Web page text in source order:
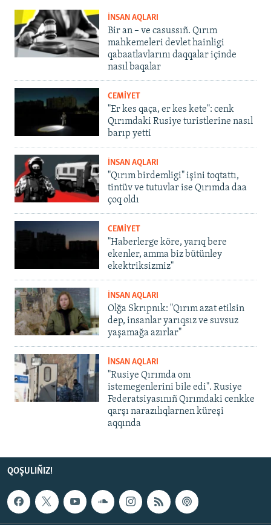
İNSAN AQLARI
Bir an – ve casussıñ. Qırım
mahkemeleri devlet hainligi
qabaatlavlarını daqqalar içinde
nasıl baqalar
CEMİYET
"Er kes qaça, er kes kete": cenk
Qırımdaki Rusiye turistlerine nasıl
barıp yetti
İNSAN AQLARI
"Qırım birdemligi" işini toqtattı,
tintüv ve tutuvlar ise Qırımda daa
çoq oldı
CEMİYET
"Haberlerge köre, yarıq bere
ekenler, amma biz bütünley
ekektriksizmiz"
İNSAN AQLARI
Olğa Skrıpnık: "Qırım azat etilsin
dep, insanlar yarıqsız ve suvsuz
yaşamağa azırlar"
İNSAN AQLARI
"Rusiye Qırımda onı
istemegenlerini bile edi". Rusiye
Federatsiyasınıñ Qırımdaki cenkke
qarşı narazılıqlarnen küreşi
aqqında
QOŞULIÑIZ!